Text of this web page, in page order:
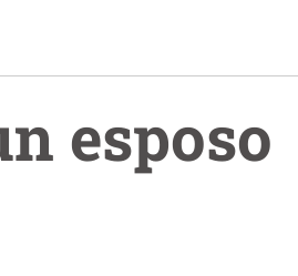
esposo